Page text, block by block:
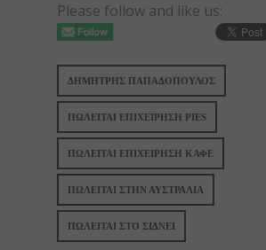
Please follow and like us:
ΔΗΜΗΤΡΗΣ ΠΑΠΑΔΟΠΟΥΛΟΣ
ΠΩΛΕΙΤΑΙ ΕΠΙΧΕΙΡΗΣΗ PIES
ΠΩΛΕΙΤΑΙ ΕΠΙΧΕΙΡΗΣΗ ΚΑΦΕ
ΠΩΛΕΙΤΑΙ ΣΤΗΝ ΑΥΣΤΡΑΛΙΑ
ΠΩΛΕΙΤΑΙ ΣΤΟ ΣΙΔΝΕΙ